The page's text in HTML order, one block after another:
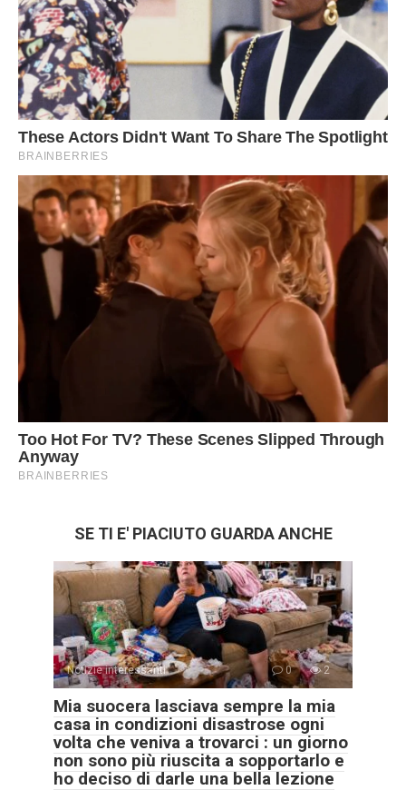
SE TI E' PIACIUTO GUARDA ANCHE
Notizie interessanti 0 2
Mia suocera lasciava sempre la mia
casa in condizioni disastrose ogni
volta che veniva a trovarci : un giorno
non sono più riuscita a sopportarlo e
ho deciso di darle una bella lezione